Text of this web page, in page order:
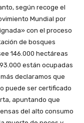
según recoge el
Mundial por
con el proceso
de bosques
146.000 hectáreas
están ocupadas
declaramos que
puede ser certificado
apuntando que
del alto consumo